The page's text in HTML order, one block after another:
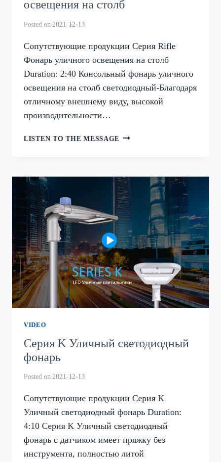
освещения на столб
Posted on 2021-12-13
Сопутствующие продукции Серия Rifle
Фонарь уличного освещения на столб
Duration: 2:40 Консольный фонарь уличного
освещения на столб светодиодный-Благодаря
отличному внешнему виду, высокой
производительности…
LISTEN TO THE MESSAGE СЕРИЯ
ОСВЕЩЕНИЯ
НА
СТОЛБ
VIDEO
Серия K Уличный светодиодный
фонарь
Posted on2021-12-13
Сопутствующие продукции Серия K
Уличный светодиодный фонарь Duration:
4:10 Серия K Уличный светодиодный
фонарь с датчиком имеет пряжку без
инструмента, полностью литой